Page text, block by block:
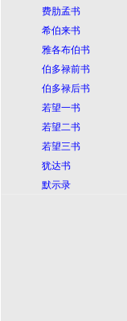
费肋孟书
希伯来书
雅各布伯书
伯多禄前书
伯多禄后书
若望一书
若望二书
若望三书
犹达书
默示录